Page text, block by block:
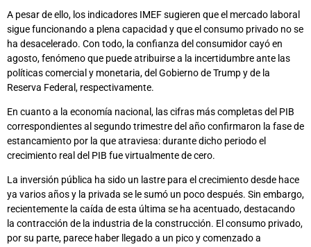
A pesar de ello, los indicadores IMEF sugieren que el mercado laboral
sigue funcionando a plena capacidad y que el consumo privado no se
ha desacelerado. Con todo, la confianza del consumidor cayó en
agosto, fenómeno que puede atribuirse a la incertidumbre ante las
políticas comercial y monetaria, del Gobierno de Trump y de la
Reserva Federal, respectivamente.
En cuanto a la economía nacional, las cifras más completas del PIB
correspondientes al segundo trimestre del año confirmaron la fase de
estancamiento por la que atraviesa: durante dicho periodo el
crecimiento real del PIB fue virtualmente de cero.
La inversión pública ha sido un lastre para el crecimiento desde hace
ya varios años y la privada se le sumó un poco después. Sin embargo,
recientemente la caída de esta última se ha acentuado, destacando
la contracción de la industria de la construcción. El consumo privado,
por su parte, parece haber llegado a un pico y comenzado a